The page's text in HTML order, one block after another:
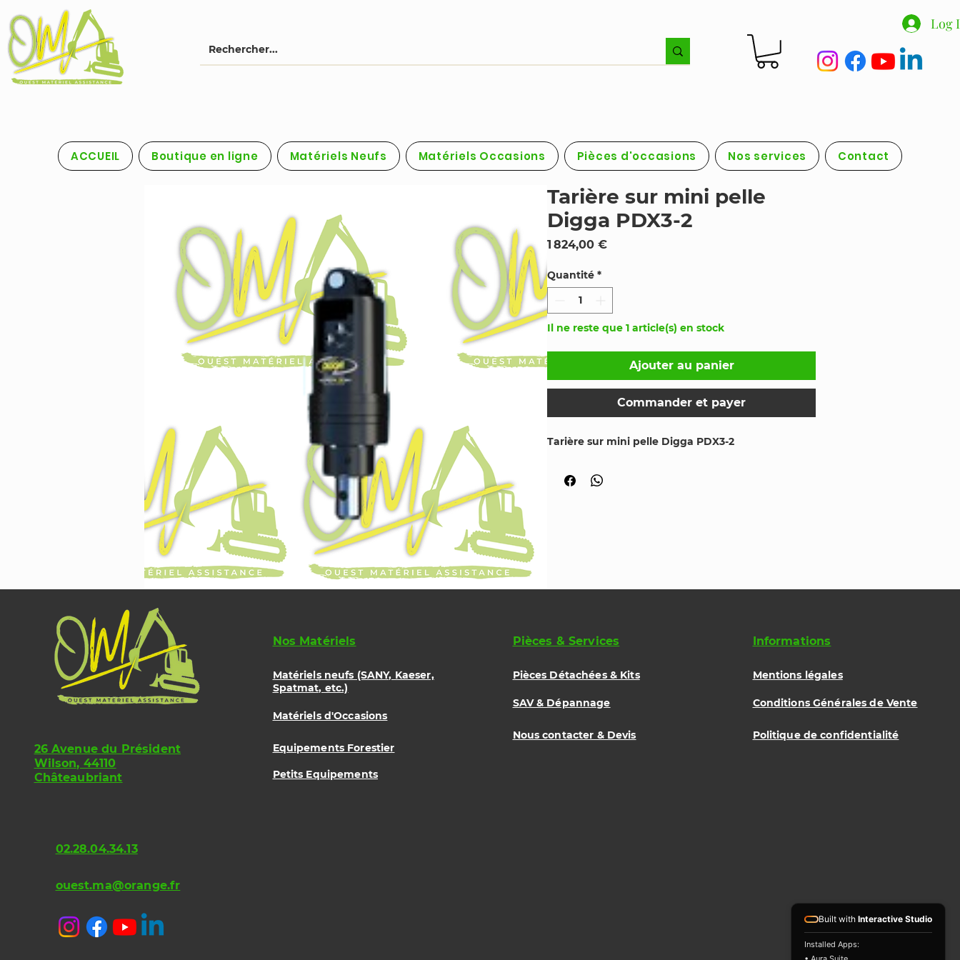
Log
ACCUEIL Boutique en ligne Matériels Neufs Matériels Occasions Pièces d'occasions Nos services Contact
Tarière sur mini pelle
Digga PDX3-2
1 824,00 €Prix
Quantité *
Il ne reste que 1 article(s) en stock
Ajouter au panier
Commander et payer
Tarière sur mini pelle Digga PDX3-2
26 Avenue du Président
Wilson, 44110
Châteaubriant
02.28.04.34.13
ouest.ma@orange.fr
Nos Matériels
Matériels neufs (SANY, Kaeser,
Spatmat, etc.)
Matériels d'Occasions
Equipements Forestier
Petits Equipements
Pièces & Services
Pièces Détachées & Kits
SAV & Dépannage
Nous contacter & Devis
Informations
Mentions légales
Conditions Générales de Vente
Politique de confidentialité
Built with Interactive Studio
Installed Apps: